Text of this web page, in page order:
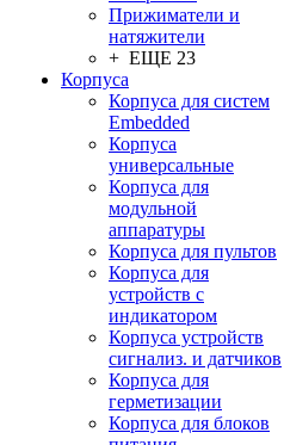
Прижиматели и
натяжители
+ ЕЩЕ 23
Корпуса
Корпуса для систем
Embedded
Корпуса
универсальные
Корпуса для
модульной
аппаратуры
Корпуса для пультов
Корпуса для
устройств с
индикатором
Корпуса устройств
сигнализ. и датчиков
Корпуса для
герметизации
Корпуса для блоков